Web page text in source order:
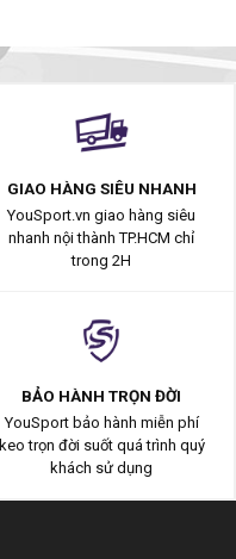
GIAO HÀNG SIÊU NHANH
YouSport.vn giao hàng siêu
nhanh nội thành TP.HCM chỉ
trong 2H
BẢO HÀNH TRỌN ĐỜI
YouSport bảo hành miễn phí
keo trọn đời suốt quá trình quý
khách sử dụng